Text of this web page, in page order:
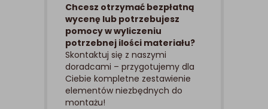
Chcesz otrzymać bezpłatną
wycenę lub potrzebujesz
pomocy w wyliczeniu
potrzebnej ilości materiału?
Skontaktuj się z naszymi
doradcami – przygotujemy dla
Ciebie kompletne zestawienie
elementów niezbędnych do
montażu!